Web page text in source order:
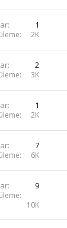
1
2K
2
3K
1
2K
7
6K
9
10K